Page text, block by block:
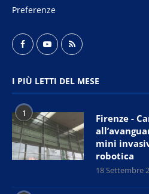
Preferenze
I PIÙ LETTI DEL MESE
1
Firenze -
mini
robotica
18 Settembre